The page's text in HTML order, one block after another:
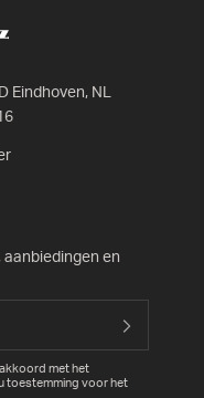
Eindhoven, NL
en
met het
toestemming voor het